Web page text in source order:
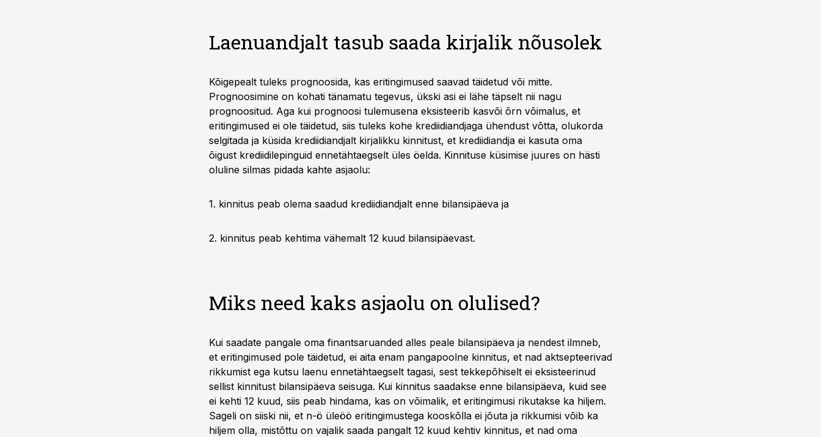
Laenuandjalt tasub saada kirjalik nõusolek
Kõigepealt tuleks prognoosida, kas eritingimused saavad täidetud või mitte.
Prognoosimine on kohati tänamatu tegevus, ükski asi ei lähe täpselt nii nagu
prognoositud. Aga kui prognoosi tulemusena eksisteerib kasvõi õrn võimalus, et
eritingimused ei ole täidetud, siis tuleks kohe krediidiandjaga ühendust võtta, olukorda
selgitada ja küsida krediidiandjalt kirjalikku kinnitust, et krediidiandja ei kasuta oma
õigust krediidilepinguid ennetähtaegselt üles öelda. Kinnituse küsimise juures on hästi
oluline silmas pidada kahte asjaolu:
1. kinnitus peab olema saadud krediidiandjalt enne bilansipäeva ja
2. kinnitus peab kehtima vähemalt 12 kuud bilansipäevast.
Miks need kaks asjaolu on olulised?
Kui saadate pangale oma finantsaruanded alles peale bilansipäeva ja nendest ilmneb,
et eritingimused pole täidetud, ei aita enam pangapoolne kinnitus, et nad aktsepteerivad
rikkumist ega kutsu laenu ennetähtaegselt tagasi, sest tekkepõhiselt ei eksisteerinud
sellist kinnitust bilansipäeva seisuga. Kui kinnitus saadakse enne bilansipäeva, kuid see
ei kehti 12 kuud, siis peab hindama, kas on võimalik, et eritingimusi rikutakse ka hiljem.
Sageli on siiski nii, et n-ö üleöö eritingimustega kooskõlla ei jõuta ja rikkumisi võib ka
hiljem olla, mistõttu on vajalik saada pangalt 12 kuud kehtiv kinnitus, et nad oma